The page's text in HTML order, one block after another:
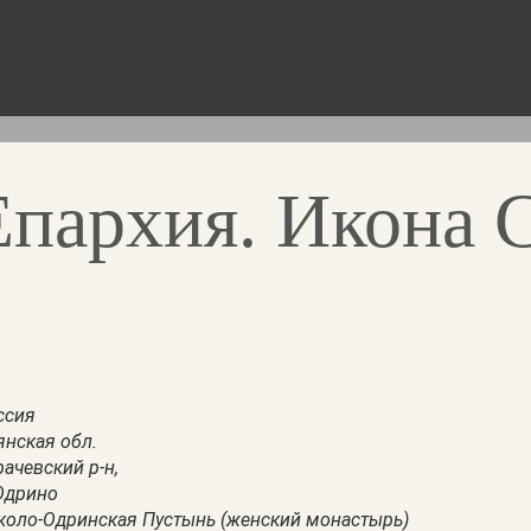
Икона
обл.
р-н,
Одринская Пустынь (женский монастырь)